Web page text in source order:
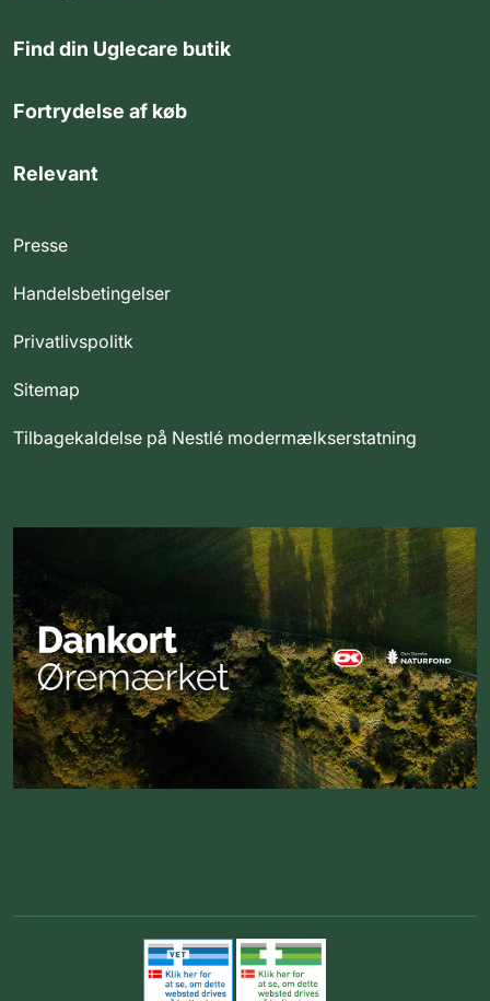
Find din Uglecare butik
Fortrydelse af køb
Relevant
Presse
Handelsbetingelser
Privatlivspolitk
Sitemap
Tilbagekaldelse på Nestlé modermælkserstatning